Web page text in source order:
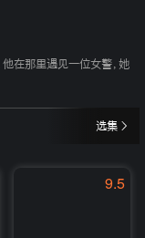
在那里遇见一位女警，她
选集
9.5